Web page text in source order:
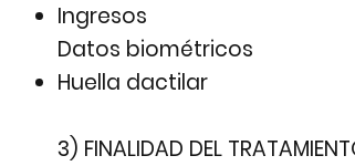
Ingresos
Datos biométricos
Huella dactilar
3) FINALIDAD DEL